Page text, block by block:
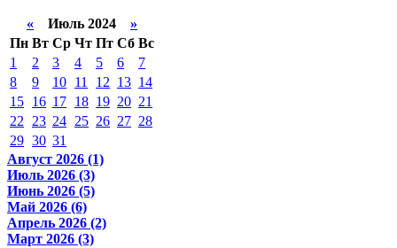
« Июль 2024 »
Пн Вт Ср Чт Пт Сб Вс
1
2 3 4 5 6
7
8
9 10 11 12 13 14
15 16 17 18 19 20 21
22
23 24 25 26 27 28
29 30 31
Август 2026 (1)
Июль 2026 (3)
Июнь 2026 (5)
Май 2026 (6)
Апрель 2026 (2)
Март 2026 (3)